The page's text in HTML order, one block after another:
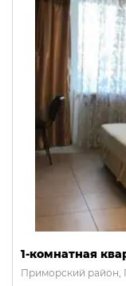
1-комнатная
Приморский район,